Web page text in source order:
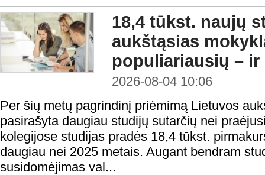
18,4 tūkst. naujų
aukštąsias
populiariausių –
2026-08-04 10:06
Per šių metų pagrindinį priėmimą Lietuvos
pasirašyta daugiau studijų sutarčių nei
kolegijose studijas pradės 18,4 tūkst.
daugiau nei 2025 metais. Augant bendram
susidomėjimas val...